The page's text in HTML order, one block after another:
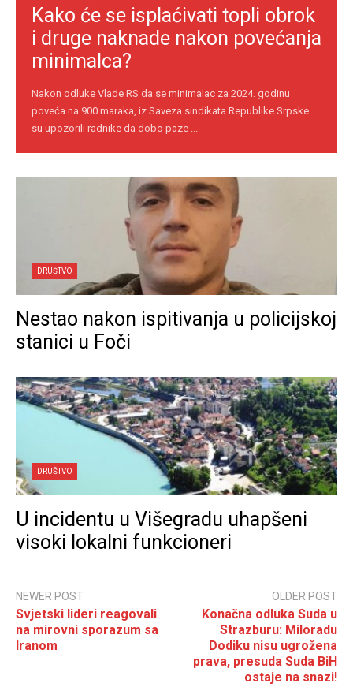
Kako će se isplaćivati topli obrok
i druge naknade nakon povećanja
minimalca?
Nakon odluke Vlade RS da se minimalac za 2024. godinu
poveća na 900 maraka, iz Saveza sindikata Republike Srpske
su upozorili radnike da dobo paze ...
DRUŠTVO
Nestao nakon ispitivanja u policijskoj
stanici u Foči
DRUŠTVO
U incidentu u Višegradu uhapšeni
visoki lokalni funkcioneri
NEWER POST
Svjetski lideri reagovali
na mirovni sporazum sa
Iranom
OLDER POST
Konačna odluka Suda u
Strazburu: Miloradu
Dodiku nisu ugrožena
prava, presuda Suda BiH
ostaje na snazi!